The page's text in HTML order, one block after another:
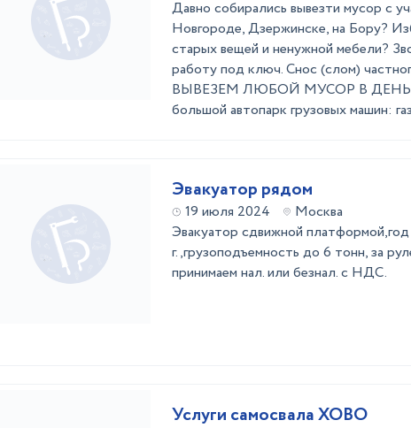
Давно собирались вывезти мусор с
Новгороде, Дзержинске, на Бору?
старых вещей и ненужной мебели?
работу под ключ. Снос (слом)
ВЫВЕЗЕМ ЛЮБОЙ МУСОР В ДЕНЬ
большой автопарк грузовых машин:
Эвакуатор рядом
19 июля 2024
Москва
Эвакуатор сдвижной
г.,грузоподъемность до 6 тонн, за
принимаем нал. или безнал. с НДС.
Услуги самосвала ХОВО